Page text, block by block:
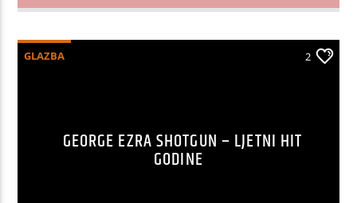
GLAZBA 2
GEORGE EZRA SHOTGUN – LJETNI HIT
GODINE